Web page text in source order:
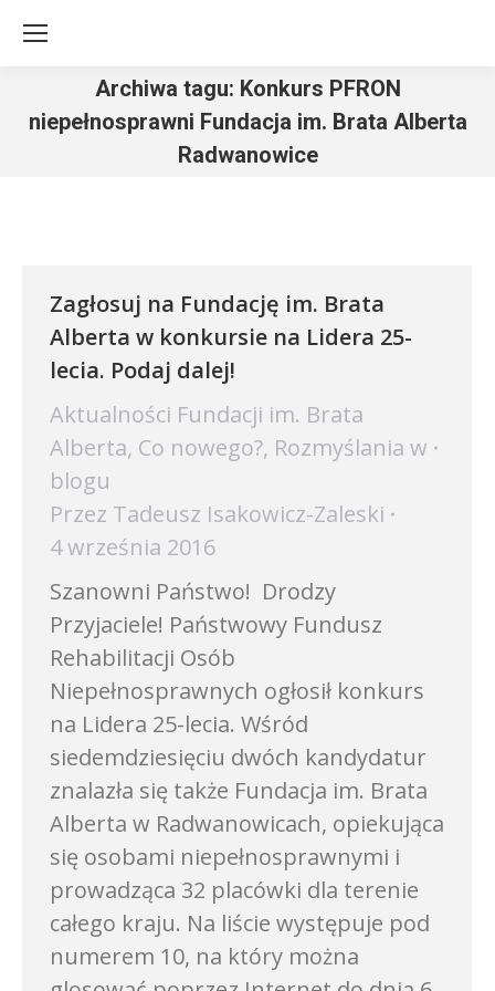
Archiwa tagu: Konkurs PFRON
niepełnosprawni Fundacja im. Brata Alberta
Radwanowice
Zagłosuj na Fundację im. Brata
Alberta w konkursie na Lidera 25-
lecia. Podaj dalej!
Aktualności Fundacji im. Brata
Alberta, Co nowego?, Rozmyślania w
blogu
Przez Tadeusz Isakowicz-Zaleski
4 września 2016
Szanowni Państwo! Drodzy
Przyjaciele! Państwowy Fundusz
Rehabilitacji Osób
Niepełnosprawnych ogłosił konkurs
na Lidera 25-lecia. Wśród
siedemdziesięciu dwóch kandydatur
znalazła się także Fundacja im. Brata
Alberta w Radwanowicach, opiekująca
się osobami niepełnosprawnymi i
prowadząca 32 placówki dla terenie
całego kraju. Na liście występuje pod
numerem 10, na który można